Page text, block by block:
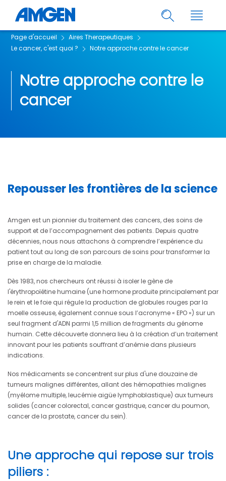
Page d'accueil
Aires Therapeutiques
Le cancer, c'est quoi ?
Notre approche contre le cancer
Notre approche contre le
cancer
Repousser les frontières de la science
Amgen est un pionnier du traitement des cancers, des soins de
support et de l’accompagnement des patients. Depuis quatre
décennies, nous nous attachons à comprendre l’expérience du
patient tout au long de son parcours de soins pour transformer la
prise en charge de la maladie.
Dès 1983, nos chercheurs ont réussi à isoler le gène de
l'érythropoïétine humaine (une hormone produite principalement par
le rein et le foie qui régule la production de globules rouges par la
moelle osseuse, également connue sous l’acronyme « EPO ») sur un
seul fragment d'ADN parmi 1,5 million de fragments du génome
humain. Cette découverte donnera lieu à la création d’un traitement
innovant pour les patients souffrant d’anémie dans plusieurs
indications.
Nos médicaments se concentrent sur plus d'une douzaine de
tumeurs malignes différentes, allant des hémopathies malignes
(myélome multiple, leucémie aigüe lymphoblastique) aux tumeurs
solides (cancer colorectal, cancer gastrique, cancer du poumon,
cancer de la prostate, cancer du sein).
Une approche qui repose sur trois
piliers :